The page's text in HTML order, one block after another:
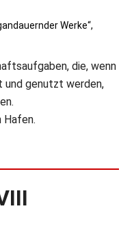
Werke“,
die, wenn
und genutzt werden,
Hafen.